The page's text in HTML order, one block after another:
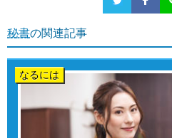
秘書の関連記事
なるには